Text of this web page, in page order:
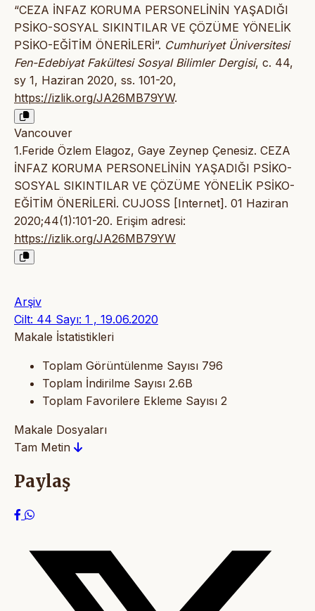
“CEZA İNFAZ KORUMA PERSONELİNİN YAŞADIĞI
PSİKO-SOSYAL SIKINTILAR VE ÇÖZÜME YÖNELİK
PSİKO-EĞİTİM ÖNERİLERİ”. Cumhuriyet Üniversitesi
Fen-Edebiyat Fakültesi Sosyal Bilimler Dergisi, c. 44,
sy 1, Haziran 2020, ss. 101-20,
https://izlik.org/JA26MB79YW.
Vancouver
1.Feride Özlem Elagoz, Gaye Zeynep Çenesiz. CEZA
İNFAZ KORUMA PERSONELİNİN YAŞADIĞI PSİKO-
SOSYAL SIKINTILAR VE ÇÖZÜME YÖNELİK PSİKO-
EĞİTİM ÖNERİLERİ. CUJOSS [Internet]. 01 Haziran
2020;44(1):101-20. Erişim adresi:
https://izlik.org/JA26MB79YW
Arşiv
Cilt: 44 Sayı: 1 , 19.06.2020
Makale İstatistikleri
Toplam Görüntülenme Sayısı 796
Toplam İndirilme Sayısı 2.6B
Toplam Favorilere Ekleme Sayısı 2
Makale Dosyaları
Tam Metin
Paylaş